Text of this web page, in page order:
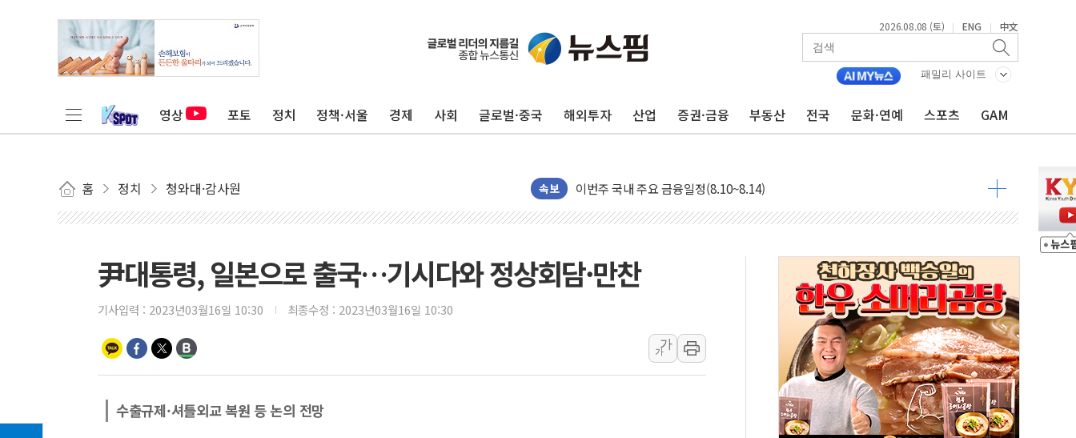
2026.08.08 (토) | ENG | 中文
패밀리 사이트
영상 포토 정치 정책·서울 경제 사회 글로벌·중국 해외투자 산업 증권·금융 부동산 전국 문화·연예 스포츠 GAM
홈 정치 청와대·감사원 속보
김민석, 2주차 제주·인천 경선서 정청래에 승리...47.75% vs 42.08%
인사하는 김민석 당대표 후보
[속보] 민주, 인천 경선 결과 발표...김민석 45.09% 정청래 43.27% 송영길 11.63%
[속보] 민주, 제주 경선 결과 발표...김민석 52.64% 정청래 39.89% 송영길 7.47%
美, 이란전 출구전략 만지작…공습 한계·탄약 부족 현실화
강릉·동해·삼척 시간당 최대 50㎜ 폭우…강원 동해안 강한 비 이어져
서울 중랑구 주택가서 흉기 난동…60대 남성 2명 숨져
李대통령 "결혼 때문에 손해 보는 일 없게"…'결혼 페널티' 22개 과제 손본다
여수 오동도 인근 해상서 모터보트 전복…1명 사망·1명 실종
추미애, '위안부' 피해자 기림의 날 참석..."국제적 시민 연대로 목소리 내야"
인천 선재도 갯벌서 해루질 중 실종 60대 나흘만에 숨진 채 발견
인천서 말다툼 중 어머니 흉기 살해 10대 아들 체포
'화합' 꺼낸 김민석에 '뻔뻔' 받아친 정청래…제주 연설서 신경전 고조
李대통령, ISA 개편 재검토 지시…與 "적극 환영"·野 "졸속 국정"
尹대통령, 일본으로 출국…기시다와 정상회담·만찬
기사입력 : 2023년03월16일 10:30 최종수정 : 2023년03월16일 10:30
가
가
수출규제·셔틀외교 복원 등 논의 전망